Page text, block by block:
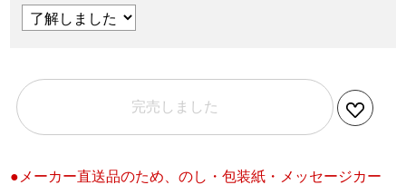
完売しました
●メーカー直送品のため、のし・包装紙・メッセージカー